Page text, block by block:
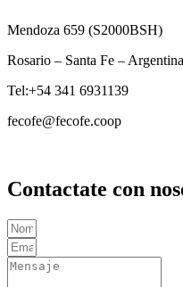
Mendoza 659 (S2000BSH)
Rosario – Santa Fe – Argentina
Tel:+54 341 6931139
fecofe@fecofe.coop
Contactate con